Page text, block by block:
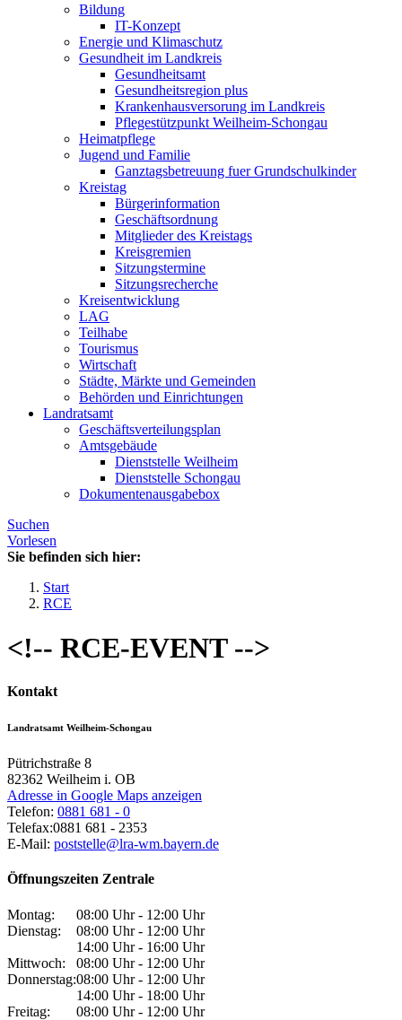
Bildung
IT-Konzept
Energie und Klimaschutz
Gesundheit im Landkreis
Gesundheitsamt
Gesundheitsregion plus
Krankenhausversorung im Landkreis
Pflegestützpunkt Weilheim-Schongau
Heimatpflege
Jugend und Familie
Ganztagsbetreuung fuer Grundschulkinder
Kreistag
Bürgerinformation
Geschäftsordnung
Mitglieder des Kreistags
Kreisgremien
Sitzungstermine
Sitzungsrecherche
Kreisentwicklung
LAG
Teilhabe
Tourismus
Wirtschaft
Städte, Märkte und Gemeinden
Behörden und Einrichtungen
Landratsamt
Geschäftsverteilungsplan
Amtsgebäude
Dienststelle Weilheim
Dienststelle Schongau
Dokumentenausgabebox
Suchen
Vorlesen
Sie befinden sich hier:
Start
RCE
<!-- RCE-EVENT -->
Kontakt
Landratsamt Weilheim-Schongau
Pütrichstraße 8
82362 Weilheim i. OB
Adresse in Google Maps anzeigen
Telefon: 0881 681 - 0
Telefax:0881 681 - 2353
E-Mail: poststelle@lra-wm.bayern.de
Öffnungszeiten Zentrale
Montag:
08:00 Uhr - 12:00 Uhr
Dienstag:
08:00 Uhr - 12:00 Uhr
14:00 Uhr - 16:00 Uhr
Mittwoch:
08:00 Uhr - 12:00 Uhr
Donnerstag:08:00 Uhr - 12:00 Uhr
14:00 Uhr - 18:00 Uhr
Freitag:
08:00 Uhr - 12:00 Uhr